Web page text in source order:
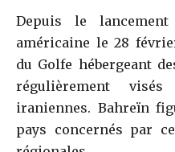
Depuis le
américaine le 28
du Golfe hébergeant
régulièrement
iraniennes. Bahreïn
pays concernés par